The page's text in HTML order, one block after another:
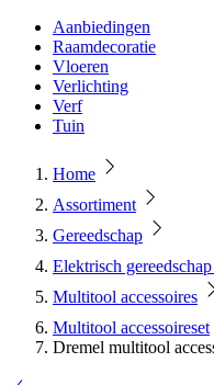
Aanbiedingen
Raamdecoratie
Vloeren
Verlichting
Verf
Tuin
Home
Assortiment
Gereedschap
Elektrisch
Multitool accessoires
Multitool accessoireset
Dremel multitool